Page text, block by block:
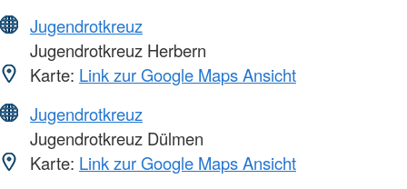
Jugendrotkreuz
Jugendrotkreuz Herbern
Karte: Link zur Google Maps Ansicht
Jugendrotkreuz
Jugendrotkreuz Dülmen
Karte: Link zur Google Maps Ansicht